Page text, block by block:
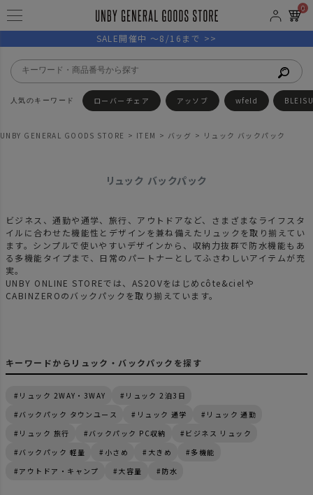
0
SALE開催中 ～8/16まで >>
ローバーチェア アッソブ wfeld
UNBY GENERAL GOODS STORE ITEM バッグ リュック バックパック
リュック バックパック
ビジネス、通勤や通学、旅行、アウトドアなど、さまざまなライフスタ
イルに合わせた機能性とデザインを兼ね備えたリュックを取り揃えてい
ます。シンプルで使いやすいデザインから、収納力抜群で防水機能もあ
る多機能タイプまで、日常のパートナーとしてふさわしいアイテムが充
実。
UNBY ONLINE STOREでは、 AS2OVをはじめ côte&ciel や
CABINZEROのバックパックを取り揃えています。
キーワードからリュック・バックパックを探す
リュック 2WAY・3WAY
リュック 2泊3日
バックパック タウンユース
リュック 通学
リュック 通勤
リュック 旅行
バックパック PC収納
ビジネス リュック
バックパック 軽量
小さめ 大きめ
多機能
アウトドア・キャンプ
大容量 防水